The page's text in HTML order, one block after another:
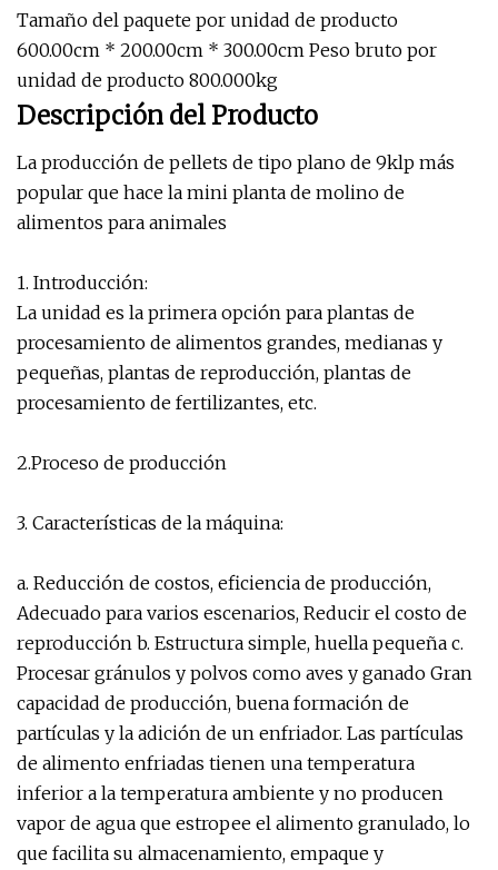
Tamaño del paquete por unidad de producto
600.00cm * 200.00cm * 300.00cm Peso bruto por
unidad de producto 800.000kg
Descripción del Producto
La producción de pellets de tipo plano de 9klp más
popular que hace la mini planta de molino de
alimentos para animales
1. Introducción:
La unidad es la primera opción para plantas de
procesamiento de alimentos grandes, medianas y
pequeñas, plantas de reproducción, plantas de
procesamiento de fertilizantes, etc.
2.Proceso de producción
3. Características de la máquina:
a. Reducción de costos, eficiencia de producción,
Adecuado para varios escenarios, Reducir el costo de
reproducción b. Estructura simple, huella pequeña c.
Procesar gránulos y polvos como aves y ganado Gran
capacidad de producción, buena formación de
partículas y la adición de un enfriador. Las partículas
de alimento enfriadas tienen una temperatura
inferior a la temperatura ambiente y no producen
vapor de agua que estropee el alimento granulado, lo
que facilita su almacenamiento, empaque y